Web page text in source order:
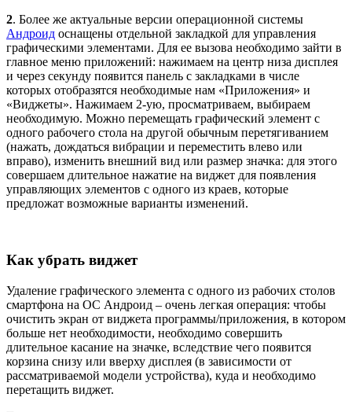
2. Более же актуальные версии операционной системы
Андроид оснащены отдельной закладкой для управления
графическими элементами. Для ее вызова необходимо зайти в
главное меню приложений: нажимаем на центр низа дисплея
и через секунду появится панель с закладками в числе
которых отобразятся необходимые нам «Приложения» и
«Виджеты». Нажимаем 2-ую, просматриваем, выбираем
необходимую. Можно перемещать графический элемент с
одного рабочего стола на другой обычным перетягиванием
(нажать, дождаться вибрации и переместить влево или
вправо), изменить внешний вид или размер значка: для этого
совершаем длительное нажатие на виджет для появления
управляющих элементов с одного из краев, которые
предложат возможные варианты изменений.
Как убрать виджет
Удаление графического элемента с одного из рабочих столов
смартфона на ОС Андроид – очень легкая операция: чтобы
очистить экран от виджета программы/приложения, в котором
больше нет необходимости, необходимо совершить
длительное касание на значке, вследствие чего появится
корзина снизу или вверху дисплея (в зависимости от
рассматриваемой модели устройства), куда и необходимо
перетащить виджет.